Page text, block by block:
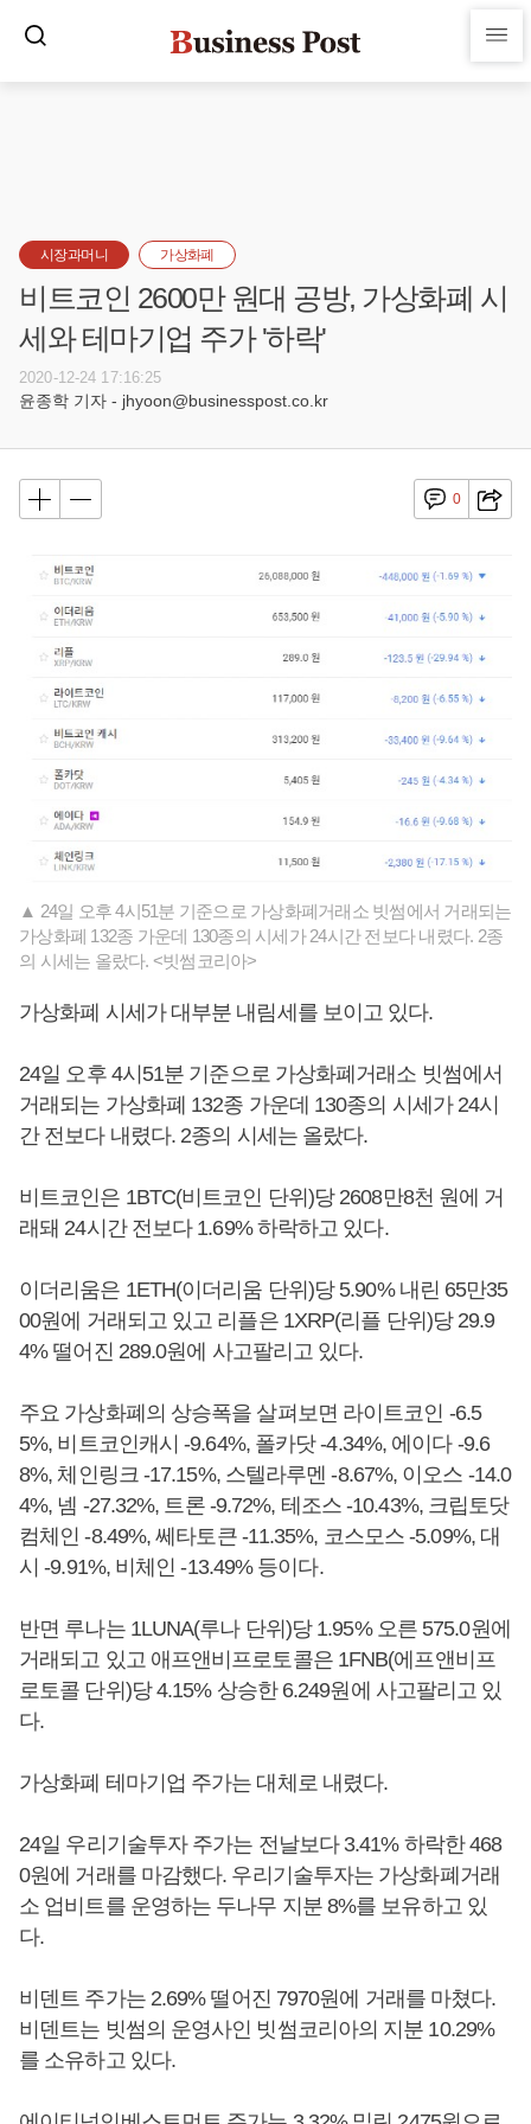
시장과머니 가상화폐
비트코인 2600만 원대 공방, 가상화폐 시
세와 테마기업 주가 '하락'
2020-12-24 17:16:25
윤종학 기자 - jhyoon@businesspost.co.kr
0
▲ 24일 오후 4시51분 기준으로 가상화폐거래소 빗썸에서 거래되는
가상화폐 132종 가운데 130종의 시세가 24시간 전보다 내렸다. 2종
의 시세는 올랐다. <빗썸코리아>
가상화폐 시세가 대부분 내림세를 보이고 있다.
24일 오후 4시51분 기준으로 가상화폐거래소 빗썸에서
거래되는 가상화폐 132종 가운데 130종의 시세가 24시
간 전보다 내렸다. 2종의 시세는 올랐다.
비트코인은 1BTC(비트코인 단위)당 2608만8천 원에 거
래돼 24시간 전보다 1.69% 하락하고 있다.
이더리움은 1ETH(이더리움 단위)당 5.90% 내린 65만35
00원에 거래되고 있고 리플은 1XRP(리플 단위)당 29.9
4% 떨어진 289.0원에 사고팔리고 있다.
주요 가상화폐의 상승폭을 살펴보면 라이트코인 -6.5
5%, 비트코인캐시 -9.64%, 폴카닷 -4.34%, 에이다 -9.6
8%, 체인링크 -17.15%, 스텔라루멘 -8.67%, 이오스 -14.0
4%, 넴 -27.32%, 트론 -9.72%, 테조스 -10.43%, 크립토닷
컴체인 -8.49%, 쎄타토큰 -11.35%, 코스모스 -5.09%, 대
시 -9.91%, 비체인 -13.49% 등이다.
반면 루나는 1LUNA(루나 단위)당 1.95% 오른 575.0원에
거래되고 있고 애프앤비프로토콜은 1FNB(에프앤비프
로토콜 단위)당 4.15% 상승한 6.249원에 사고팔리고 있
다.
가상화폐 테마기업 주가는 대체로 내렸다.
24일 우리기술투자 주가는 전날보다 3.41% 하락한 468
0원에 거래를 마감했다. 우리기술투자는 가상화폐거래
소 업비트를 운영하는 두나무 지분 8%를 보유하고 있
다.
비덴트 주가는 2.69% 떨어진 7970원에 거래를 마쳤다.
비덴트는 빗썸의 운영사인 빗썸코리아의 지분 10.29%
를 소유하고 있다.